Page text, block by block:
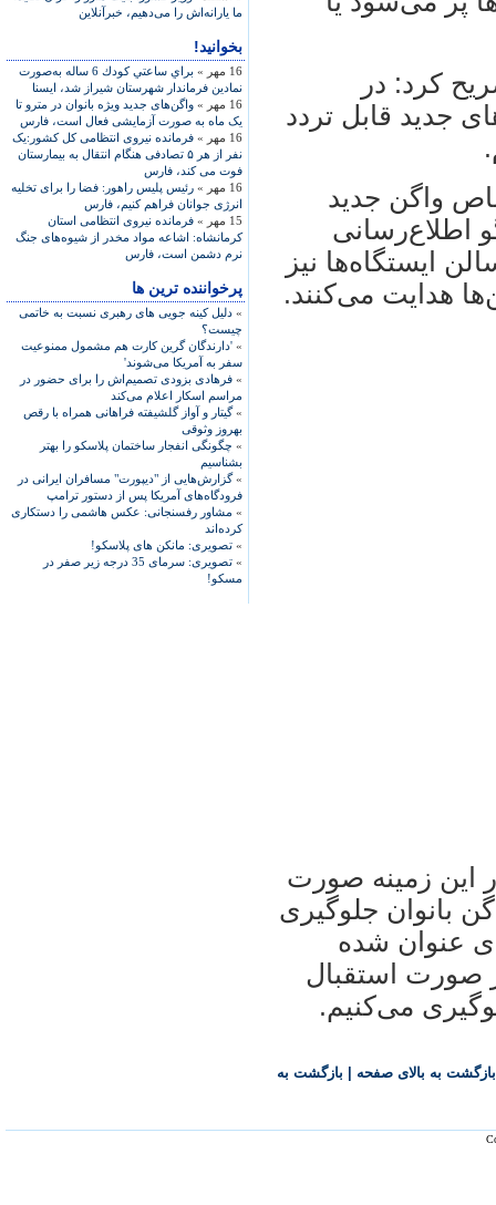
ما یارانه‌اش را می‌دهیم، خبرآنلاین
بخوانید!
16 مهر »
براي ساعتي كودك 6 ساله‌ به‌صورت
نمادين فرماندار شهرستان شيراز شد، ایسنا
16 مهر »
واگن‌های جدید ویژه بانوان در مترو تا
یک ماه به صورت آزمایشی فعال است، فارس
16 مهر »
فرمانده نیروی انتظامی کل کشور:یک
نفر از هر ۵ تصادفی هنگام انتقال به بیمارستان
فوت می کند، فارس
16 مهر »
رئیس پلیس راهور: فضا را برای تخلیه
انرژی جوانان فراهم کنیم، فارس
15 مهر »
فرمانده نیروی انتظامی استان
کرمانشاه: اشاعه مواد مخدر از شیوه‌های جنگ
نرم دشمن است، فارس
پرخواننده ترین ها
» دلیل کینه جویی های رهبری نسبت به خاتمی
چیست؟
» 'دارندگان گرین کارت هم مشمول ممنوعیت
سفر به آمریکا می‌شوند'
» فرهادی بزودی تصمیم‌اش را برای حضور در
مراسم اسکار اعلام می‌کند
»گیتار و آواز گلشیفته فراهانی همراه با رقص
بهروز وثوقی
» چگونگی انفجار ساختمان پلاسکو را بهتر
بشناسیم
»گزارش‌هایی از "دیپورت" مسافران ایرانی در
فرودگاه‌های آمریکا پس از دستور ترامپ
» مشاور رفسنجانی: عکس هاشمی را دستکاری
کرده‌اند
» تصویری: مانکن های پلاسکو!
»
تصویری: سرمای 35 درجه زیر صفر در
مسکو!
کرد: در
جدید قابل تردد
اختصاص واگن جدید
اطلاع‌رسانی
ایستگاه‌ها نیز
هدایت می‌کنند.
این زمینه صورت
بانوان جلوگیری
عنوان شده
صورت استقبال
می‌کنیم.
بازگشت به بالای صفحه بازگشت به